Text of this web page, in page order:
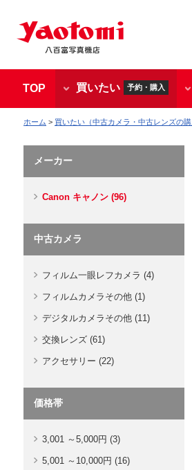
TOP 買いたい 予約・購入
ホーム > 買いたい（中古カメラ・中古レンズの購
メーカー
Canon キャノン (96)
中古カメラ
フィルム一眼レフカメラ (4)
フィルムカメラその他 (1)
デジタルカメラその他 (11)
交換レンズ (61)
アクセサリー (22)
価格帯
3,001 ～5,000円 (3)
5,001 ～10,000円 (16)